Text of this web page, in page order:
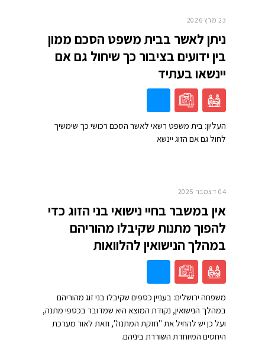
23 מרץ 2026
ניתן לאשר בבית משפט הסכם ממון
בין ידועים בציבור כך שיחול גם אם
יינשאו בעתיד
העליון: בית משפט רשאי לאשר הסכם רכושי כך שימשיך
לחול גם אם הזוג יינשא
04 דצמבר 2025
אין במשבר בחיי נישואי בני הזוג כדי
להפוך מתנות שקיבלו מהוריהם
במהלך הנישואין להלוואות
משפחה ירושלים: בעניין כספים שקיבלו בני זוג מהוריהם
במהלך הנישואין, נקודת המוצא היא שמדובר בכספי מתנה,
ועל כן יש להחיל את "חזקת המתנה", וזאת לאור מערכת
היחסים המיוחדת השוררת ביניהם.